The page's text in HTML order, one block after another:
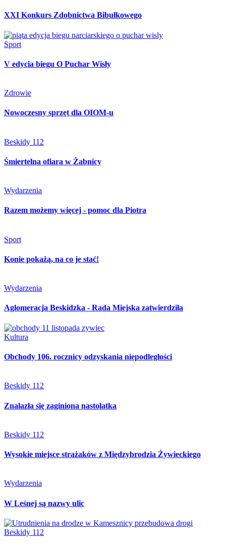
XXI Konkurs Zdobnictwa Bibułkowego
Sport
V edycia biegu O Puchar Wisły
Zdrowie
Nowoczesny sprzęt dla OIOM-u
Beskidy 112
Śmiertelna ofiara w Żabnicy
Wydarzenia
Razem możemy więcej - pomoc dla Piotra
Sport
Konie pokażą, na co je stać!
Wydarzenia
Aglomeracja Beskidzka - Rada Miejska zatwierdziła
Kultura
Obchody 106. rocznicy odzyskania niepodległości
Beskidy 112
Znalazła się zaginiona nastolatka
Beskidy 112
Wysokie miejsce strażaków z Międzybrodzia Żywieckiego
Wydarzenia
W Leśnej są nazwy ulic
Beskidy 112